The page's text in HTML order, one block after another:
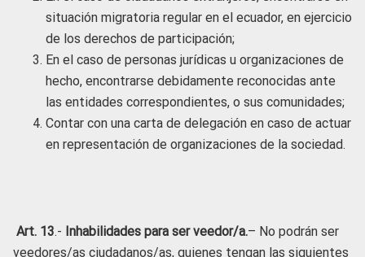
situación migratoria regular en el ecuador, en ejercicio
de los derechos de participación;
En el caso de personas jurídicas u organizaciones de
hecho, encontrarse debidamente reconocidas ante
las entidades correspondientes, o sus comunidades;
Contar con una carta de delegación en caso de actuar
en representación de organizaciones de la sociedad.
Art. 13.- Inhabilidades para ser veedor/a.– No podrán ser
veedores/as ciudadanos/as, quienes tengan las siguientes